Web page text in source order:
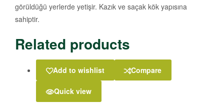
görüldüğü yerlerde yetişir. Kazık ve saçak kök yapısına
sahiptir.
Related products
Add to wishlist Compare
Quick view